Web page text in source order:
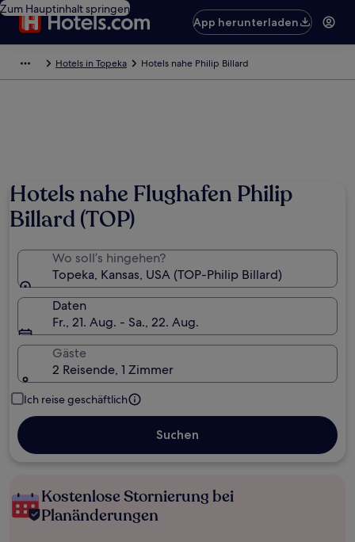
Zum Hauptinhalt springen
App herunterladen
Hotels in Topeka Hotels nahe Philip Billard
Hotels nahe Flughafen Philip
Billard (TOP)
Wo soll’s hingehen?
Topeka, Kansas, USA (TOP-Philip Billard)
Daten
Fr., 21. Aug. - Sa., 22. Aug.
Gäste
2 Reisende, 1 Zimmer
Ich reise geschäftlich
Suchen
Kostenlose Stornierung bei
Planänderungen